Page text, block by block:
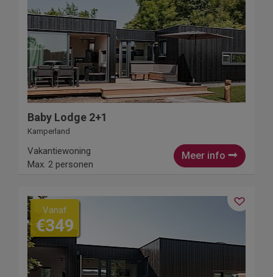
Baby Lodge 2+1
Kamperland
Meer info
Vakantiewoning
Max. 2 personen
Vanaf
€349